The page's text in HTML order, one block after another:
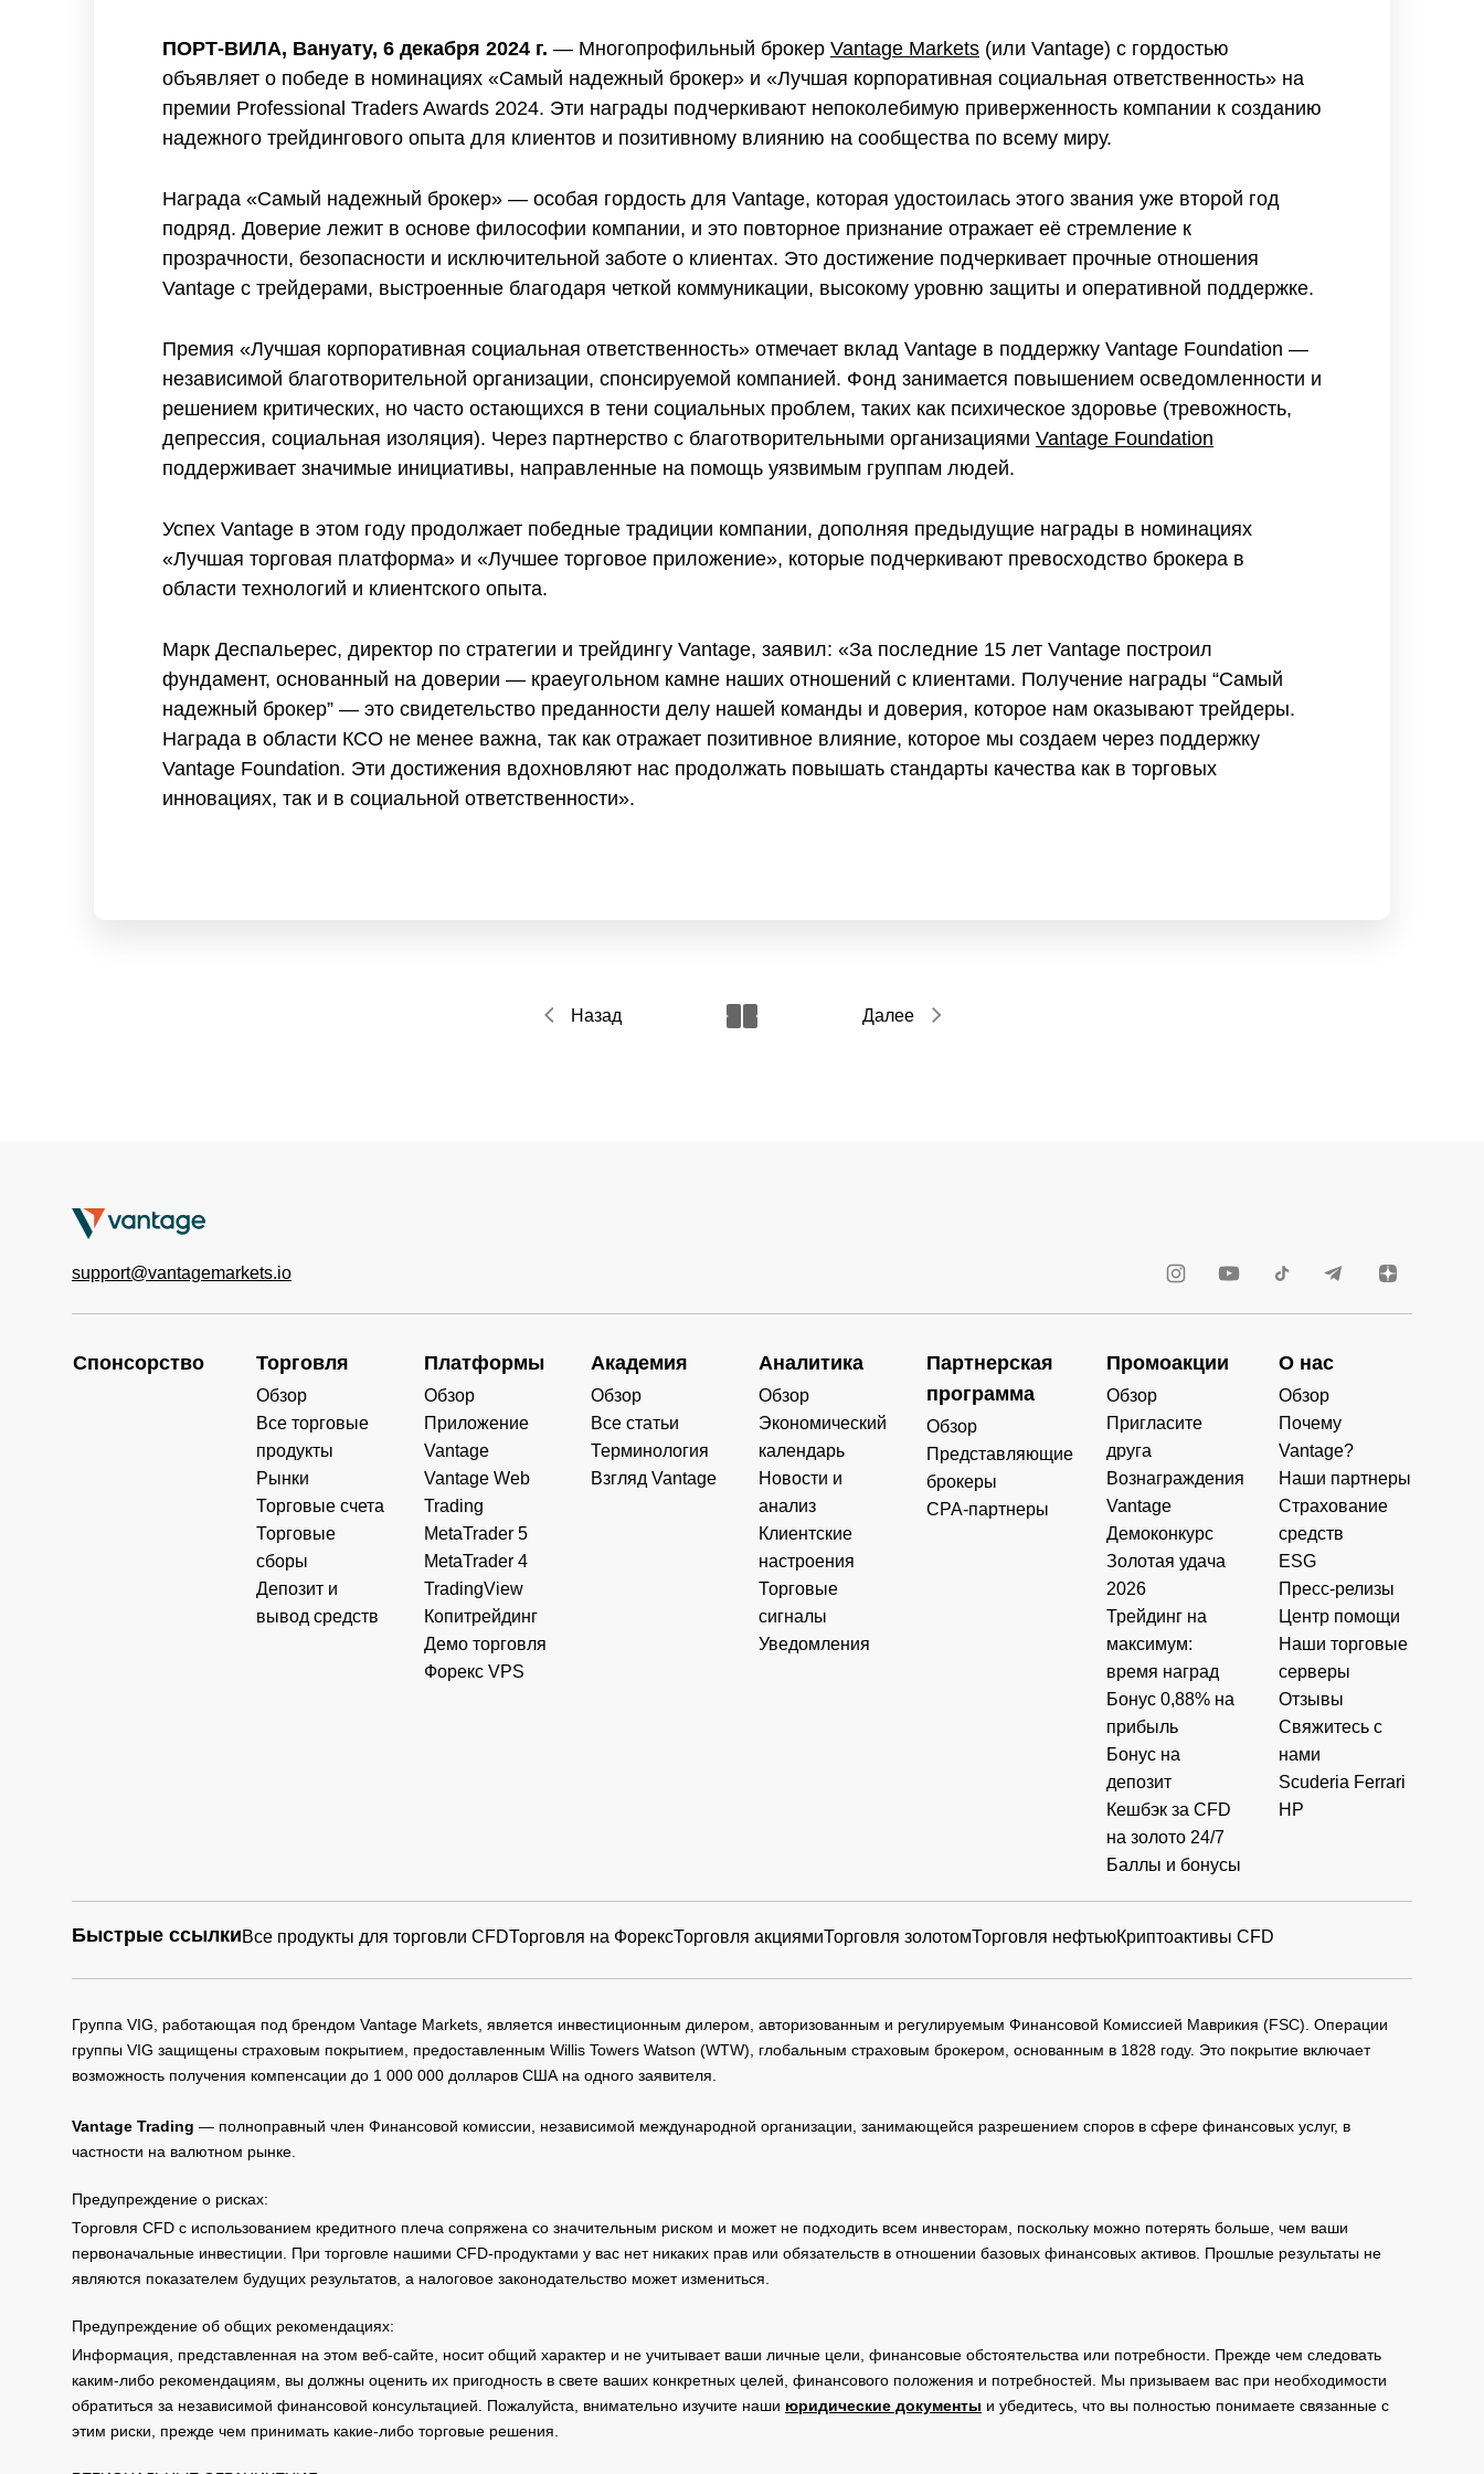
ПОРТ-ВИЛА, Вануату, 6 декабря 2024 г. — Многопрофильный брокер Vantage Markets (или Vantage) с гордостью
объявляет о победе в номинациях «Самый надежный брокер» и «Лучшая корпоративная социальная ответственность» на
премии Professional Traders Awards 2024. Эти награды подчеркивают непоколебимую приверженность компании к созданию
надежного трейдингового опыта для клиентов и позитивному влиянию на сообщества по всему миру.
Награда «Самый надежный брокер» — особая гордость для Vantage, которая удостоилась этого звания уже второй год
подряд. Доверие лежит в основе философии компании, и это повторное признание отражает её стремление к
прозрачности, безопасности и исключительной заботе о клиентах. Это достижение подчеркивает прочные отношения
Vantage с трейдерами, выстроенные благодаря четкой коммуникации, высокому уровню защиты и оперативной поддержке.
Премия «Лучшая корпоративная социальная ответственность» отмечает вклад Vantage в поддержку Vantage Foundation —
независимой благотворительной организации, спонсируемой компанией. Фонд занимается повышением осведомленности и
решением критических, но часто остающихся в тени социальных проблем, таких как психическое здоровье (тревожность,
депрессия, социальная изоляция). Через партнерство с благотворительными организациями Vantage Foundation
поддерживает значимые инициативы, направленные на помощь уязвимым группам людей.
Успех Vantage в этом году продолжает победные традиции компании, дополняя предыдущие награды в номинациях
«Лучшая торговая платформа» и «Лучшее торговое приложение», которые подчеркивают превосходство брокера в
области технологий и клиентского опыта.
Марк Деспальерес, директор по стратегии и трейдингу Vantage, заявил: «За последние 15 лет Vantage построил
фундамент, основанный на доверии — краеугольном камне наших отношений с клиентами. Получение награды “Самый
надежный брокер” — это свидетельство преданности делу нашей команды и доверия, которое нам оказывают трейдеры.
Награда в области КСО не менее важна, так как отражает позитивное влияние, которое мы создаем через поддержку
Vantage Foundation. Эти достижения вдохновляют нас продолжать повышать стандарты качества как в торговых
инновациях, так и в социальной ответственности».
Назад Далее
support@vantagemarkets.io
Спонсорство Торговля
Обзор
Все торговые
продукты
Рынки
Торговые счета
Торговые
сборы
Депозит и
вывод средств
Платформы
Обзор
Приложение
Vantage
Vantage Web
Trading
MetaTrader 5
MetaTrader 4
TradingView
Копитрейдинг
Демо торговля
Форекс VPS
Академия
Обзор
Все статьи
Терминология
Взгляд Vantage
Аналитика
Обзор
Экономический
календарь
Новости и
анализ
Клиентские
настроения
Торговые
сигналы
Уведомления
Партнерская
программа
Обзор
Представляющие
брокеры
CPA-партнеры
Промоакции
Обзор
Пригласите
друга
Вознаграждения
Vantage
Демоконкурс
Золотая удача
2026
Трейдинг на
максимум:
время наград
Бонус 0,88% на
прибыль
Бонус на
депозит
Кешбэк за CFD
на золото 24/7
Баллы и бонусы
О нас
Обзор
Почему
Vantage?
Наши партнеры
Страхование
средств
ESG
Пресс-релизы
Центр помощи
Наши торговые
серверы
Отзывы
Свяжитесь с
нами
Scuderia Ferrari
HP
Быстрые ссылкиВсе продукты для торговли CFDТорговля на ФорексТорговля акциямиТорговля золотомТорговля нефтьюКриптоактивы CFD
Группа VIG, работающая под брендом Vantage Markets, является инвестиционным дилером, авторизованным и регулируемым Финансовой Комиссией Маврикия (FSC). Операции
группы VIG защищены страховым покрытием, предоставленным Willis Towers Watson (WTW), глобальным страховым брокером, основанным в 1828 году. Это покрытие включает
возможность получения компенсации до 1 000 000 долларов США на одного заявителя.
Vantage Trading — полноправный член Финансовой комиссии, независимой международной организации, занимающейся разрешением споров в сфере финансовых услуг, в
частности на валютном рынке.
Предупреждение о рисках:
Торговля CFD с использованием кредитного плеча сопряжена со значительным риском и может не подходить всем инвесторам, поскольку можно потерять больше, чем ваши
первоначальные инвестиции. При торговле нашими CFD-продуктами у вас нет никаких прав или обязательств в отношении базовых финансовых активов. Прошлые результаты не
являются показателем будущих результатов, а налоговое законодательство может измениться.
Предупреждение об общих рекомендациях:
Информация, представленная на этом веб-сайте, носит общий характер и не учитывает ваши личные цели, финансовые обстоятельства или потребности. Прежде чем следовать
каким-либо рекомендациям, вы должны оценить их пригодность в свете ваших конкретных целей, финансового положения и потребностей. Мы призываем вас при необходимости
обратиться за независимой финансовой консультацией. Пожалуйста, внимательно изучите наши юридические документы и убедитесь, что вы полностью понимаете связанные с
этим риски, прежде чем принимать какие-либо торговые решения.